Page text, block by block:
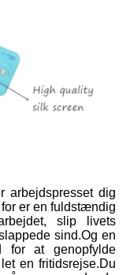
arbejdspresset dig
er en fuldstændig
slip livets
sind.Og en
for at genopfylde
en fritidsrejse.Du